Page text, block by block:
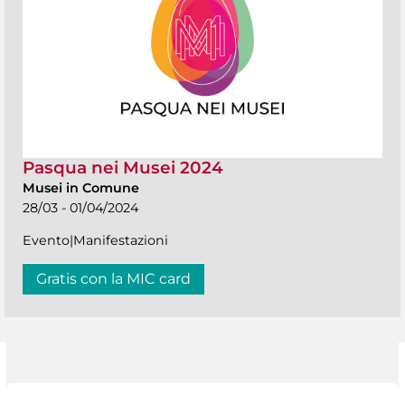
Pasqua nei Musei 2024
Musei in Comune
28/03 - 01/04/2024
Evento|Manifestazioni
Gratis con la MIC card